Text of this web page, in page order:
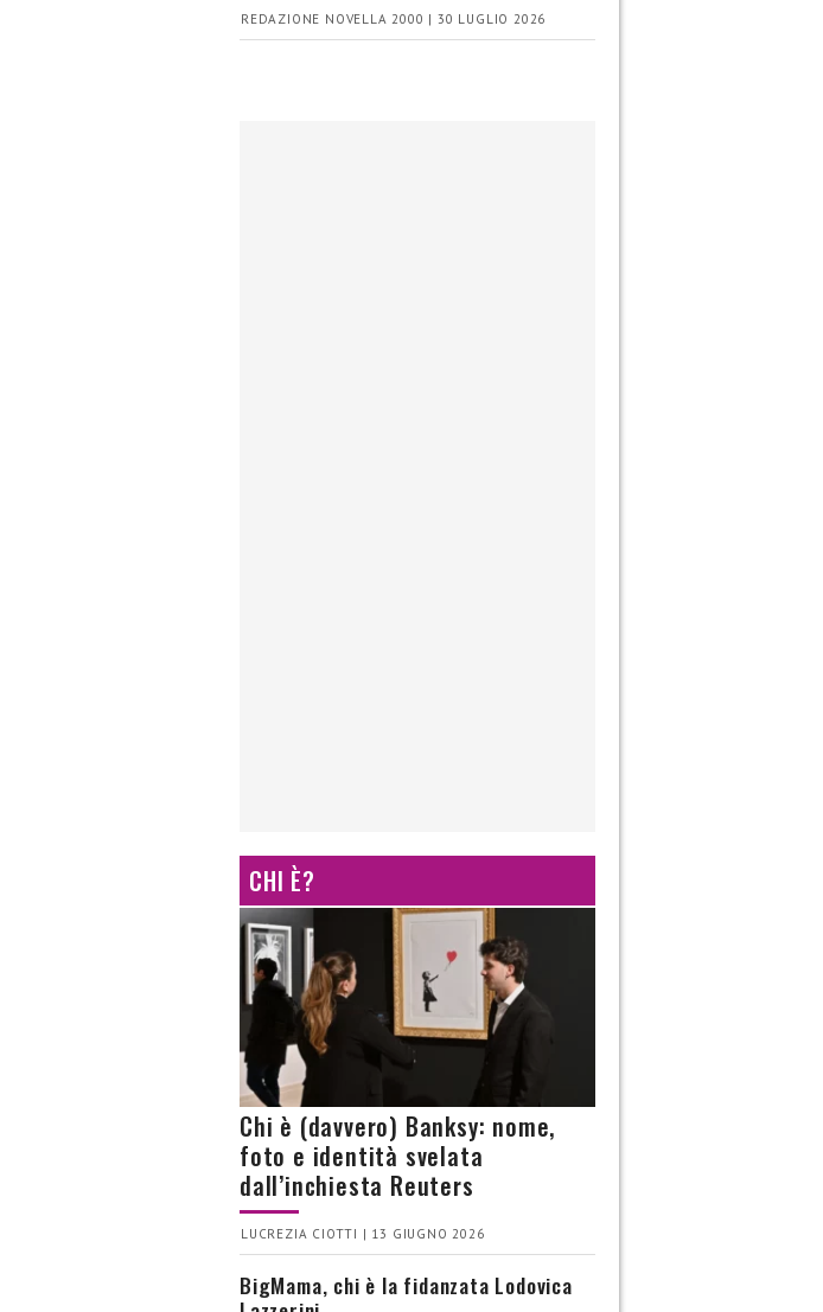
REDAZIONE NOVELLA 2000 | 30 LUGLIO 2026
CHI È?
Chi è (davvero) Banksy: nome,
foto e identità svelata
dall’inchiesta Reuters
LUCREZIA CIOTTI | 13 GIUGNO 2026
BigMama, chi è la fidanzata Lodovica